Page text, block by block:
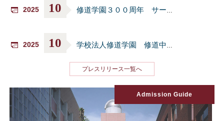
2025 10 修道学園３００周年 サーチライトショーについて
2025 10 学校法人修道学園 修道中学校・修道高等学校 創立３００周年新校舎完成記念式典について
プレスリリース一覧へ
Admission Guide